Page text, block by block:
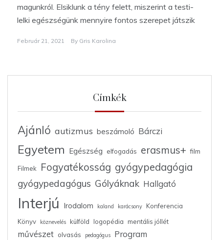
magunkról. Elsiklunk a tény felett, miszerint a testi-
lelki egészségünk mennyire fontos szerepet játszik
Február 21, 2021 By Gris Karolina
Címkék
Ajánló autizmus beszámoló Bárczi
Egyetem Egészség elfogadás erasmus+ film
Filmek Fogyatékosság gyógypedagógia
gyógypedagógus Gólyáknak Hallgató
Interjú Irodalom kaland karácsony
Konferencia
Könyv
köznevelés külföld logopédia mentális jóllét
művészet olvasás pedagógus Program